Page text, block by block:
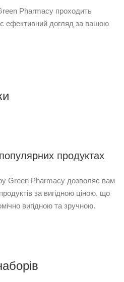
Pharmacy проходить
ефективний догляд за вашою
продуктах
Green Pharmacy дозволяє вам
за вигідною ціною, що
вигідною та зручною.